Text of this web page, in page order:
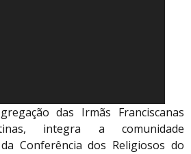
das Irmãs Franciscanas
integra a comunidade
Conferência dos Religiosos do